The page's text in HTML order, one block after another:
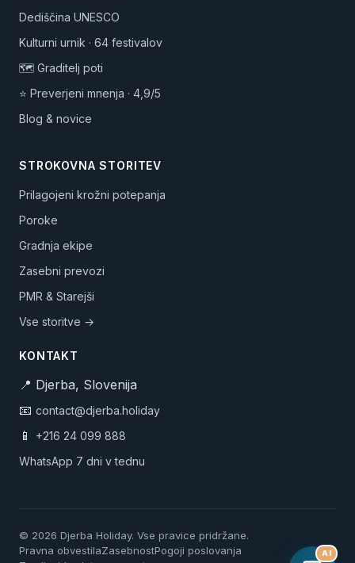
Dediščina UNESCO
Kulturni urnik · 64 festivalov
🗺️ Graditelj poti
⭐ Preverjeni mnenja · 4,9/5
Blog & novice
STROKOVNA STORITEV
Prilagojeni krožni potepanja
Poroke
Gradnja ekipe
Zasebni prevozi
PMR & Starejši
Vse storitve →
KONTAKT
📍 Djerba, Slovenija
📧 contact@djerba.holiday
📱
+216 24 099 888
WhatsApp 7 dni v tednu
© 2026 Djerba Holiday. Vse pravice pridržane.
Pravna obvestilaZasebnostPogoji poslovanja
AI